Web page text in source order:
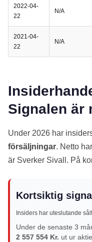
2022-04-
22
N/A
2021-04-
22
N/A
Signalen är
Under 2026 har
försäljningar. Netto
är Sverker Sivall. På
Kortsiktig
Insiders har uteslutande
Under de senaste 3
2 557 554 Kr. ut ur